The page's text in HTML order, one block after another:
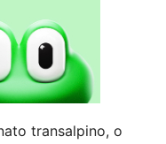
transalpino, o